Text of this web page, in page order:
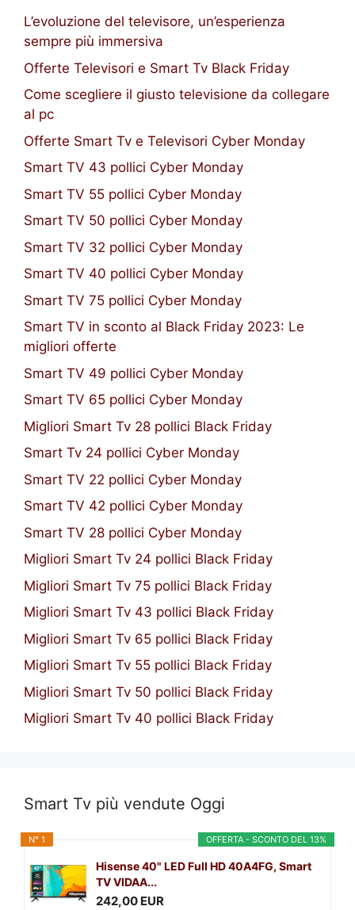
L’evoluzione del televisore, un’esperienza
sempre più immersiva
Offerte Televisori e Smart Tv Black Friday
Come scegliere il giusto televisione da collegare
al pc
Offerte Smart Tv e Televisori Cyber Monday
Smart TV 43 pollici Cyber Monday
Smart TV 55 pollici Cyber Monday
Smart TV 50 pollici Cyber Monday
Smart TV 32 pollici Cyber Monday
Smart TV 40 pollici Cyber Monday
Smart TV 75 pollici Cyber Monday
Smart TV in sconto al Black Friday 2023: Le
migliori offerte
Smart TV 49 pollici Cyber Monday
Smart TV 65 pollici Cyber Monday
Migliori Smart Tv 28 pollici Black Friday
Smart Tv 24 pollici Cyber Monday
Smart TV 22 pollici Cyber Monday
Smart TV 42 pollici Cyber Monday
Smart TV 28 pollici Cyber Monday
Migliori Smart Tv 24 pollici Black Friday
Migliori Smart Tv 75 pollici Black Friday
Migliori Smart Tv 43 pollici Black Friday
Migliori Smart Tv 65 pollici Black Friday
Migliori Smart Tv 55 pollici Black Friday
Migliori Smart Tv 50 pollici Black Friday
Migliori Smart Tv 40 pollici Black Friday
Smart Tv più vendute Oggi
OFFERTA - SCONTO DEL 13%
N° 1
Hisense 40" LED Full HD 40A4FG, Smart
TV VIDAA...
242,00 EUR